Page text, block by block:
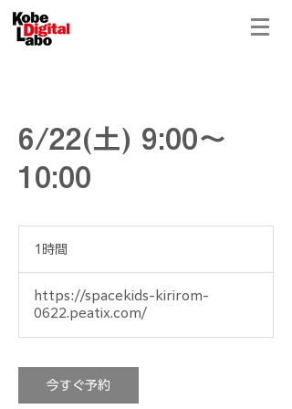
6/22(土) 9:00〜
10:00
1時間
https://spacekids-kirirom-
0622.peatix.com/
今すぐ予約